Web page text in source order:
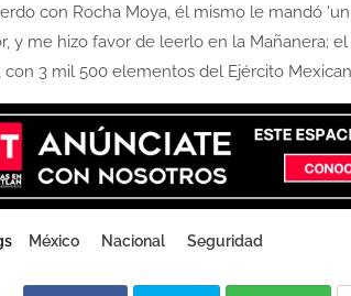
con Rocha Moya, él mismo le mandó
y me hizo favor de leerlo en la Mañanera;
con 3 mil 500 elementos del Ejército
México Nacional Seguridad